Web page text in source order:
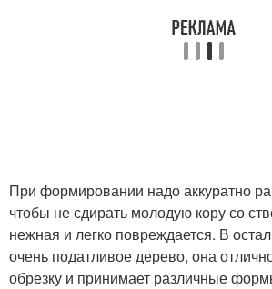
При формировании надо аккуратно
чтобы не сдирать молодую кору со
нежная и легко повреждается. В
очень податливое дерево, она
обрезку и принимает различные